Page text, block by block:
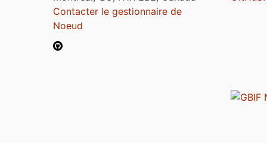
Contacter le gestionnaire de
Noeud